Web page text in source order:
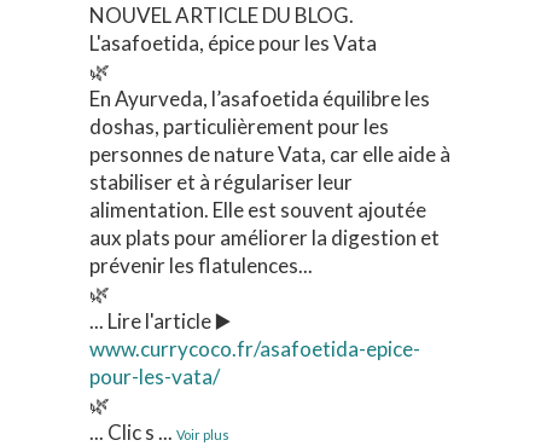
NOUVEL ARTICLE DU BLOG.
L'asafoetida, épice pour les Vata
🌿
En Ayurveda, l’asafoetida équilibre les
doshas, particulièrement pour les
personnes de nature Vata, car elle aide à
stabiliser et à régulariser leur
alimentation. Elle est souvent ajoutée
aux plats pour améliorer la digestion et
prévenir les flatulences...
🌿
... Lire l'article ▶️
www.currycoco.fr/asafoetida-epice-
pour-les-vata/
🌿
... Clic s... Voir plus